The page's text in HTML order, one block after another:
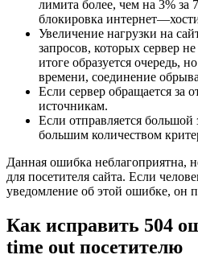
лимита более, чем на 3% за
блокировка
Увеличение нагрузки на
запросов, которых сервер
итоге образуется очередь,
времени, соединение
Если сервер обращается за
источникам.
Если отправляется большой
большим количеством
Данная ошибка неблагоприятна,
для посетителя сайта. Если
уведомление об этой ошибке, он
Как исправить 504
time out посетителю